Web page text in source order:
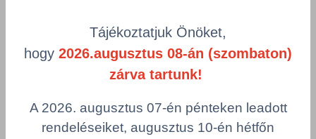
Többszörös választás
Tájékoztatjuk Önöket,
hogy 2026.augusztus 08-án (szombaton)
zárva tartunk!
A 2026. augusztus 07-én pénteken leadott
rendeléseiket, augusztus 10-én hétfőn